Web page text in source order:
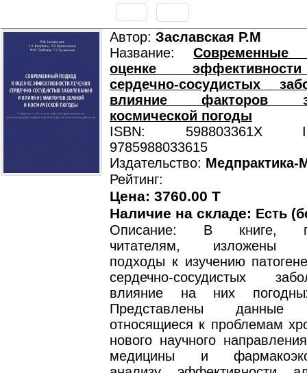
Автор: Заславская Р.М
Название:
оценке
сердечно-сосудистых
влияние факторов
космической погоды
ISBN: 598803361X
9785988033615
Издательство: Медпрактика-
Рейтинг:
Цена: 3760.00 T
Наличие на складе: Есть
Описание: В книге,
читателям, изложены
подходы к изучению
сердечно-сосудистых
влияние на них
Представлены данные
относящиеся к проблемам
нового научного
медицины и